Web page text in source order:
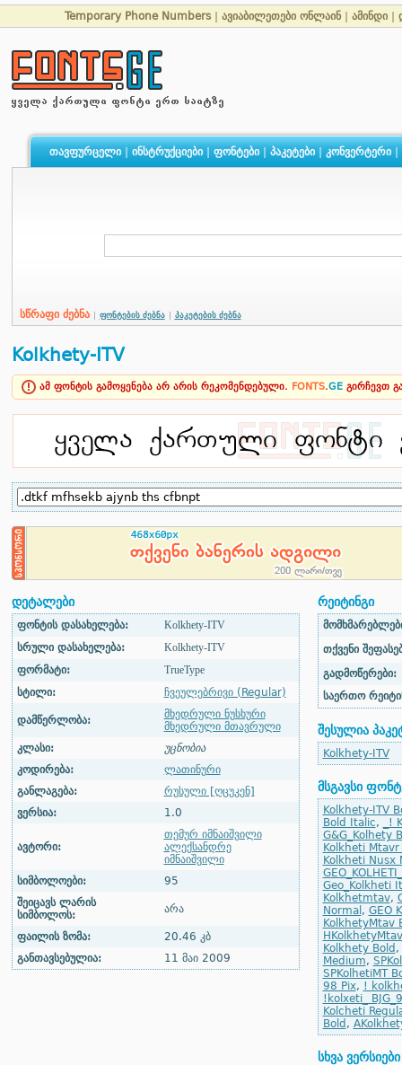
Temporary Phone Numbers ავიაბილეთები ონლაინ ამინდი
თავფურცელი| ინსტრუქციები| ფონტები| პაკეტები| კონვერტერი|
სწრაფი ძებნა ფონტების ძებნა პაკეტების ძებნა
Kolkhety-ITV
ამ ფონტის გამოყენება არ არის რეკომენდებული. FONTS.GE გირჩევთ
დეტალები
ფონტის დასახელება:
Kolkhety-ITV
სრული დასახელება:
Kolkhety-ITV
ფორმატი:
TrueType
სტილი:
ჩვეულებრივი (Regular)
დამწერლობა:
მხედრული ნუსხური
მხედრული მთავრული
კლასი:
უცნობია
კოდირება:
ლათინური
განლაგება:
რუსული [ღცუკენ]
ვერსია:
1.0
ავტორი:
თემურ იმნაიშვილი
ალექსანდრე
იმნაიშვილი
სიმბოლოები:
95
შეიცავს ლარის
სიმბოლოს:
არა
ფაილის ზომა:
20.46 კბ
განთავსებულია:
11 მაი 2009
რეიტინგი
თქვენი
გადმოწერები:
საერთო
შესულია
Kolkhety-ITV
მსგავსი
Kolkhety-ITV
Bold Italic,
_!
G&G_Kolhety
Kolkheti
Kolkheti Nusx
Geo_Kolkheti
Kolkhetmtav,
Normal , GEO
KolkhetyMtav
Kolkhety Bold ,
Medium,
SPKolhetiMT
98 Pix, !
!kolxeti_
Kolcheti
Bold ,
სხვა ვერსიები